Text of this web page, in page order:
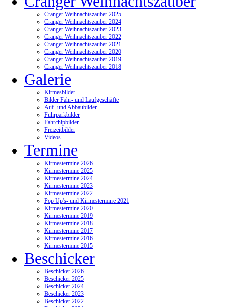
Cranger Weihnachtszauber 2025
Cranger Weihnachtszauber 2024
Cranger Weihnachtszauber 2023
Cranger Weihnachtszauber 2022
Cranger Weihnachtszauber 2021
Cranger Weihnachtszauber 2020
Cranger Weihnachtszauber 2019
Cranger Weihnachtszauber 2018
Galerie
Kirmesbilder
Bilder Fahr- und Laufgeschäfte
Auf- und Abbaubilder
Fuhrparkbilder
Fahrchipbilder
Freizeitbilder
Videos
Termine
Kirmestermine 2026
Kirmestermine 2025
Kirmestermine 2024
Kirmestermine 2023
Kirmestermine 2022
Pop Up's- und Kirmestermine 2021
Kirmestermine 2020
Kirmestermine 2019
Kirmestermine 2018
Kirmestermine 2017
Kirmestermine 2016
Kirmestermine 2015
Beschicker
Beschicker 2026
Beschicker 2025
Beschicker 2024
Beschicker 2023
Beschicker 2022